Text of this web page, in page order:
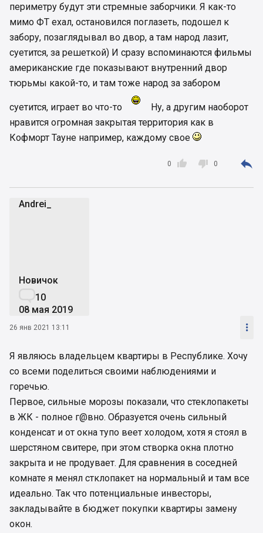
периметру будут эти стремные заборчики. Я как-то
мимо ФТ ехал, остановился поглазеть, подошел к
забору, позаглядывал во двор, а там народ лазит,
суетится, за решеткой) И сразу вспоминаются фильмы
американские где показывают внутренний двор
тюрьмы какой-то, и там тоже народ за забором
суетится, играет во что-то
Ну, а другим наоборот
нравится огромная закрытая территория как в
Кофморт Тауне например, каждому свое

0  0 
Andrei_
Новичок
10
08 мая 2019
26 янв 2021 13:11 
Я являюсь владельцем квартиры в Республике. Хочу
со всеми поделиться своими наблюдениями и
горечью.
Первое, сильные морозы показали, что стеклопакеты
в ЖК - полное г@вно. Образуется очень сильный
конденсат и от окна тупо веет холодом, хотя я стоял в
шерстяном свитере, при этом створка окна плотно
закрыта и не продувает. Для сравнения в соседней
комнате я менял стклопакет на нормальный и там все
идеально. Так что потенциальные инвесторы,
закладывайте в бюджет покупки квартиры замену
окон.